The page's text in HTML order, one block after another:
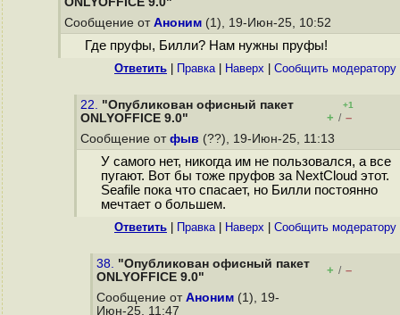
Сообщение от Аноним (1), 19-Июн-25, 10:52
Где пруфы, Билли? Нам нужны пруфы!
Ответить Правка| Наверх Cообщить модератору
22. "Опубликован офисный пакет
ONLYOFFICE 9.0"
+1
+ / –
Сообщение от фыв (??), 19-Июн-25, 11:13
У самого нет, никогда им не пользовался, а все
пугают. Вот бы тоже пруфов за NextCloud этот.
Seafile пока что спасает, но Билли постоянно
мечтает о большем.
Ответить Правка| Наверх Cообщить модератору
38. "Опубликован офисный пакет
ONLYOFFICE 9.0"
+ / –
Сообщение от Аноним (1), 19-
Июн-25, 11:47